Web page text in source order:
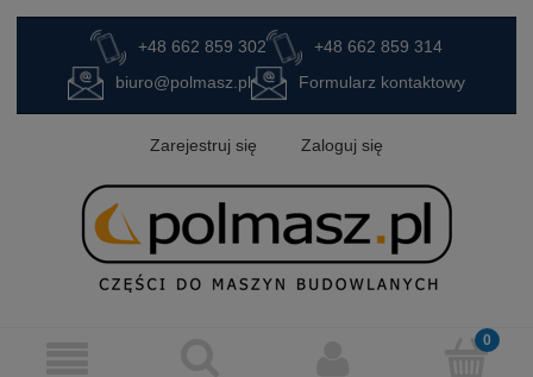
+48 662 859 302
+48 662 859 314
biuro@polmasz.pl
Formularz kontaktowy
Zarejestruj się Zaloguj się